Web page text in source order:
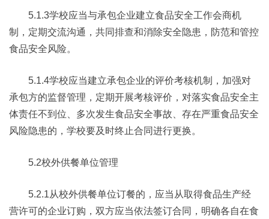
5.1.3学校应当与承包企业建立食品安全工作会商机
制，定期交流沟通，共同排查和消除安全隐患，防范和管控
食品安全风险。
5.1.4学校应当建立承包企业的评价考核机制，加强对
承包方的监督管理，定期开展考核评价，对落实食品安全主
体责任不到位、多次发生食品安全事故、存在严重食品安全
风险隐患的，学校要及时终止合同进行更换。
5.2校外供餐单位管理
5.2.1从校外供餐单位订餐的，应当从取得食品生产经
营许可的企业订购，双方应当依法签订合同，明确各自在食